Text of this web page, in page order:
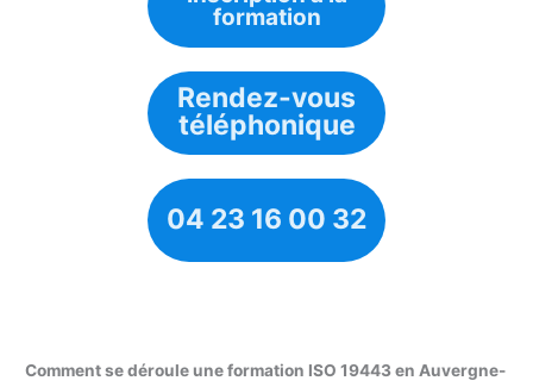
formation
Rendez-vous
téléphonique
04 23 16 00 32
Comment se déroule une formation ISO 19443 en Auvergne-